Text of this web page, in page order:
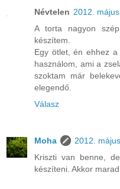
Névtelen 2012.
A torta nagyon
készítem.
Egy ötlet, én ehhez a
használom, ami a
szoktam már
elegendő.
Válasz
Moha
2012.
Kriszti van benne,
készíteni. Akkor